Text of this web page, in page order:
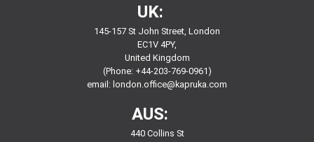
UK:
145-157 St John Street, London
EC1V 4PY,
United Kingdom
(Phone: +44-203-769-0961)
email: london.office@kapruka.com
AUS:
440 Collins St